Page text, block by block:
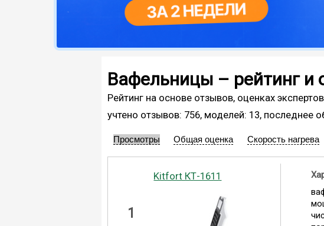
Вафельницы – рейтинг и
Рейтинг на основе отзывов, оценках
учтено отзывов: 756, моделей: 13, последнее
Просмотры Общая оценка Скорость нагрева
1
Kitfort КТ-1611